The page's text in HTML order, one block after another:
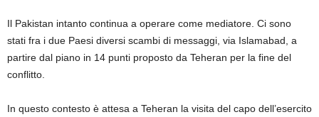
Il Pakistan intanto continua a operare come mediatore. Ci sono
stati fra i due Paesi diversi scambi di messaggi, via Islamabad, a
partire dal piano in 14 punti proposto da Teheran per la fine del
conflitto.
In questo contesto è attesa a Teheran la visita del capo dell’esercito